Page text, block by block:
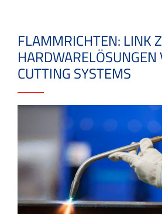
FLAMMRICHTEN: LINK
CUTTING SYSTEMS